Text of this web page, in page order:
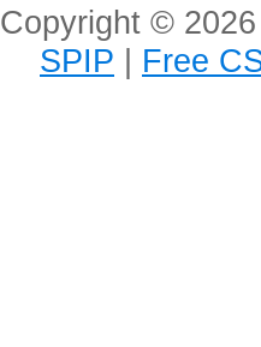
Copyright ©
SPIP | Free